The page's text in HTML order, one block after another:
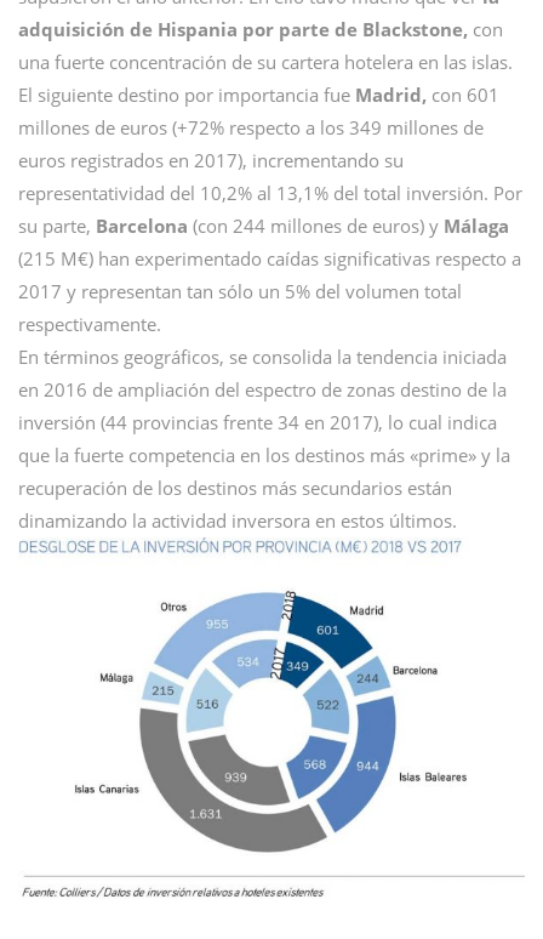
adquisición de Hispania por parte de Blackstone, con
una fuerte concentración de su cartera hotelera en las islas.
El siguiente destino por importancia fue Madrid, con 601
millones de euros (+72% respecto a los 349 millones de
euros registrados en 2017), incrementando su
representatividad del 10,2% al 13,1% del total inversión. Por
su parte, Barcelona (con 244 millones de euros) y Málaga
(215 M€) han experimentado caídas significativas respecto a
2017 y representan tan sólo un 5% del volumen total
respectivamente.
En términos geográficos, se consolida la tendencia iniciada
en 2016 de ampliación del espectro de zonas destino de la
inversión (44 provincias frente 34 en 2017), lo cual indica
que la fuerte competencia en los destinos más «prime» y la
recuperación de los destinos más secundarios están
dinamizando la actividad inversora en estos últimos.